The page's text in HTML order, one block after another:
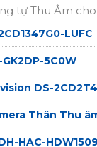
tự Thu Âm
LUFC
5C0W
DS-
Thân Thu
HAC-